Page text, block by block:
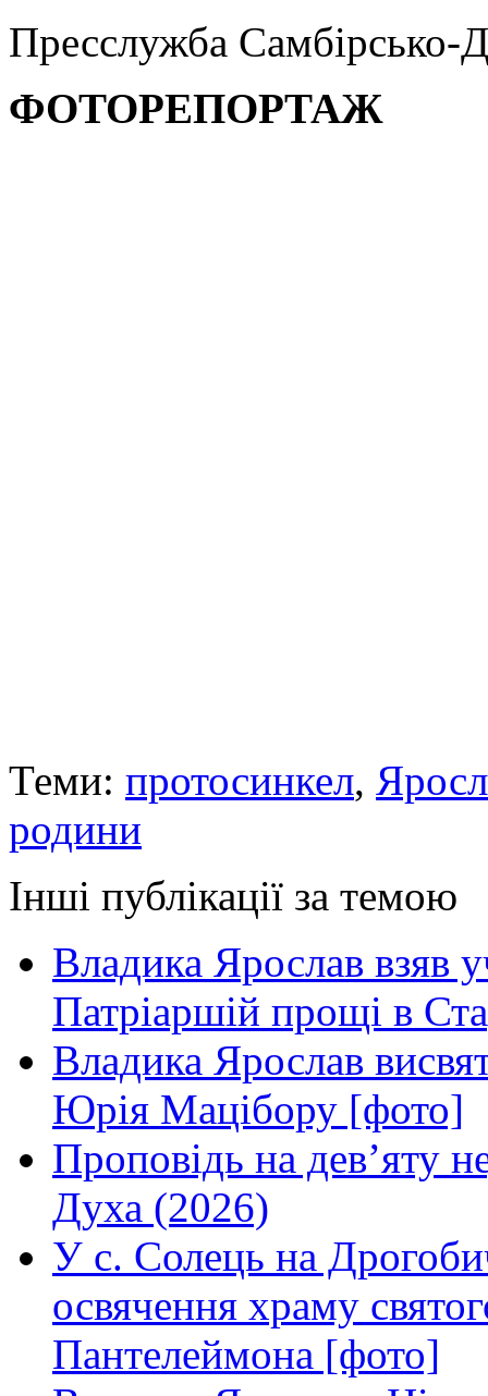
Пресслужба Самбірсько-
ФОТОРЕПОРТАЖ
Теми: протосинкел,
родини
Інші публікації за темою
Владика Ярослав взяв
Патріаршій прощі в
Владика Ярослав
Юрія Мацібору [фото]
Проповідь на дев’яту
Духа (2026)
У с. Солець на
освячення храму
Пантелеймона [фото]